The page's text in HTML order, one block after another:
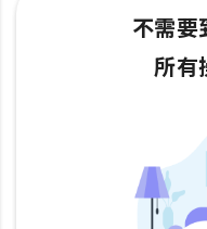
不需要
所有